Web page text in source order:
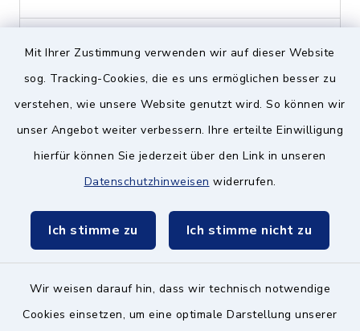
Mit Ihrer Zustimmung verwenden wir auf dieser Website
sog. Tracking-Cookies, die es uns ermöglichen besser zu
verstehen, wie unsere Website genutzt wird. So können wir
unser Angebot weiter verbessern. Ihre erteilte Einwilligung
hierfür können Sie jederzeit über den Link in unseren
Datenschutzhinweisen widerrufen.
Ich stimme zu Ich stimme nicht zu
Wir weisen darauf hin, dass wir technisch notwendige
Cookies einsetzen, um eine optimale Darstellung unserer
Caritas Zentrum
Ramersdorf-Perlach-
Ottobrunn
089 608520–10
fwz-
ottobrunn@caritasmuenchen.de